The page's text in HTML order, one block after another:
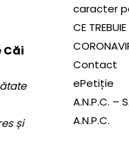
Căi
și
caracter
CE
Contact
ePetiție
A.N.P.C. –
A.N.P.C.